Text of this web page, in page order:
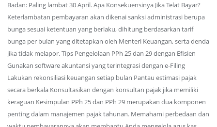
Badan: Paling lambat 30 April. Apa Konsekuensinya Jika Telat Bayar?
Keterlambatan pembayaran akan dikenai sanksi administrasi berupa
bunga sesuai ketentuan yang berlaku, dihitung berdasarkan tarif
bunga per bulan yang ditetapkan oleh Menteri Keuangan, serta denda
jika tidak melapor. Tips Pengelolaan PPh 25 dan 29 dengan Efisien
Gunakan software akuntansi yang terintegrasi dengan e-Filing
Lakukan rekonsiliasi keuangan setiap bulan Pantau estimasi pajak
secara berkala Konsultasikan dengan konsultan pajak jika memiliki
keraguan Kesimpulan PPh 25 dan PPh 29 merupakan dua komponen
penting dalam manajemen pajak tahunan. Memahami perbedaan dan